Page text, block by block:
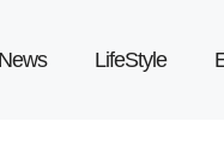
News LifeStyle